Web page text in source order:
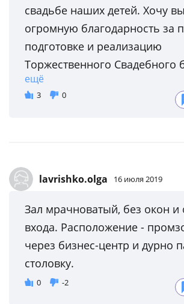
свадьбе наших детей. Хочу
огромную благодарность за
подготовке и реализацию
Торжественного Свадебного
ещё
3 0
lavrishko.olga 16 июля 2019
Зал мрачноватый, без окон и
входа. Расположение -
через бизнес-центр и дурно
столовку.
0 -2